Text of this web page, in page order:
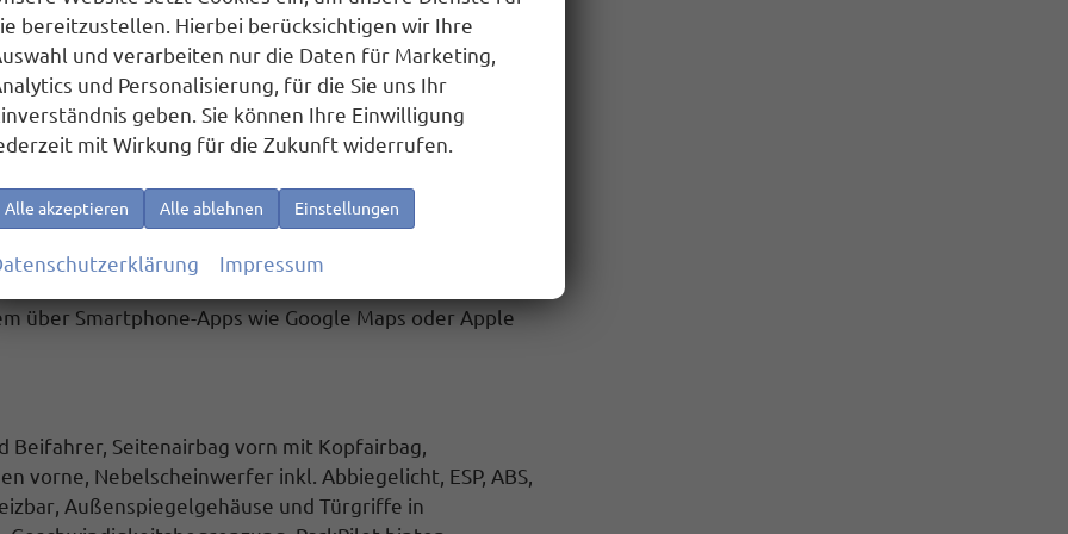
im Gepäckraum, Induktionsladen für
anklappbar, Vordersitze höhenverstellbar,
hinten elektrisch, 6 Lautsprecher,
über Smartphone-Apps wie Google Maps oder Apple
Beifahrer, Seitenairbag vorn mit Kopfairbag,
vorne, Nebelscheinwerfer inkl. Abbiegelicht , ESP, ABS,
, Außenspiegelgehäuse und Türgriffe in
bereitzustellen. Hierbei berücksichtigen wir Ihre
und verarbeiten nur die Daten für Marketing,
und Personalisierung, für die Sie uns Ihr
geben. Sie können Ihre Einwilligung
mit Wirkung für die Zukunft widerrufen.
Alle akzeptieren Alle ablehnen Einstellungen
Impressum